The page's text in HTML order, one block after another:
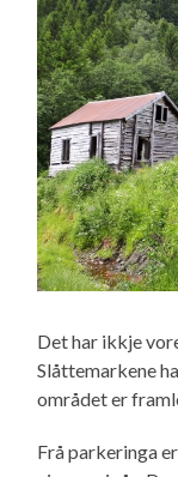
Det har ikkje
Slåttemarkene
området er
Frå parkeringa